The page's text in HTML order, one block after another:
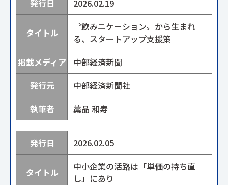
2026.02.19
〝飲みニケーション〟から生まれ
る、スタートアップ支援策
中部経済新聞
中部経済新聞社
藁品 和寿
2026.02.05
中小企業の活路は「単価の持ち直
し」にあり